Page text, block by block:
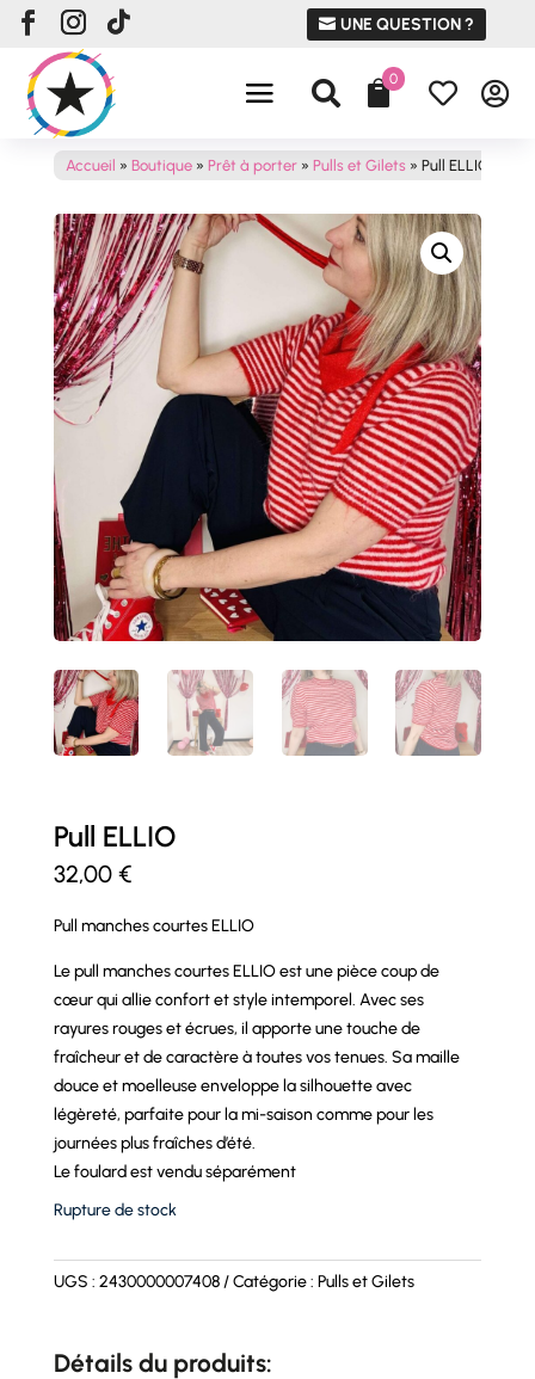
UNE QUESTION ?
 0  
Accueil » Boutique» Prêt à porter» Pulls et Gilets» Pull ELLIO
Pull ELLIO
32,00 €
Pull manches courtes ELLIO
Le pull manches courtes ELLIO est une pièce coup de
cœur qui allie confort et style intemporel. Avec ses
rayures rouges et écrues, il apporte une touche de
fraîcheur et de caractère à toutes vos tenues. Sa maille
douce et moelleuse enveloppe la silhouette avec
légèreté, parfaite pour la mi-saison comme pour les
journées plus fraîches d’été.
Le foulard est vendu séparément
Rupture de stock
UGS : 2430000007408 Catégorie : Pulls et Gilets
Détails du produits: